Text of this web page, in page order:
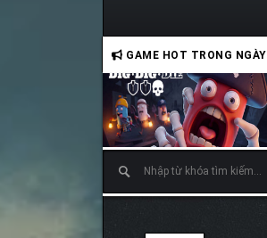
GAME HOT TRONG NGÀY